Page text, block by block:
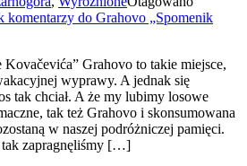
komentarzy do Grahovo „Spomenik
Grahovo to takie miejsce,
wyprawy. A jednak się
tak chciał. A że my lubimy losowe
tak też Grahovo i skonsumowana
w naszej podróżniczej pamięci.
tak zapragnęliśmy […]